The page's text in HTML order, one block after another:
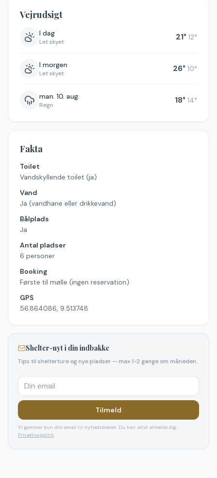
Vejrudsigt
I dag
Let skyet 21° 12°
I morgen
Let skyet 26° 10°
man. 10. aug.
Regn 18° 14°
Fakta
Toilet
Vandskyllende toilet (ja)
Vand
Ja (vandhane eller drikkevand)
Bålplads
Ja
Antal pladser
6 personer
Booking
Første til mølle (ingen reservation)
GPS
56.864086, 9.513748
Shelter-nyt i din indbakke
Tips til shelterture og nye pladser — max 1-2 gange om måneden.
Tilmeld
Vi gemmer kun din email til nyhedsbrevet. Du kan altid afmelde dig.
Privatlivspolitik